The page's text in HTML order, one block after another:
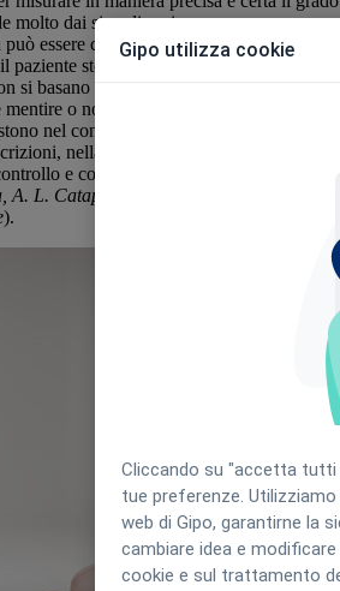
molto dai singoli casi.
può essere controllata conmetodi
stesso, oppure
si basano sulle sensazioni soggettive del
o non sapersi esprimere bene). I
nel conteggio delle pillole, nelle analisi
nella frequenza con cui il paziente si
e così via (
A. L. Catapano, Società Italiana di Terapia
).
Gipo utilizza cookie
Cliccando su "accetta tutti
tue preferenze.
web di Gipo, garantirne la
cambiare idea e
cookie e sul trattamento